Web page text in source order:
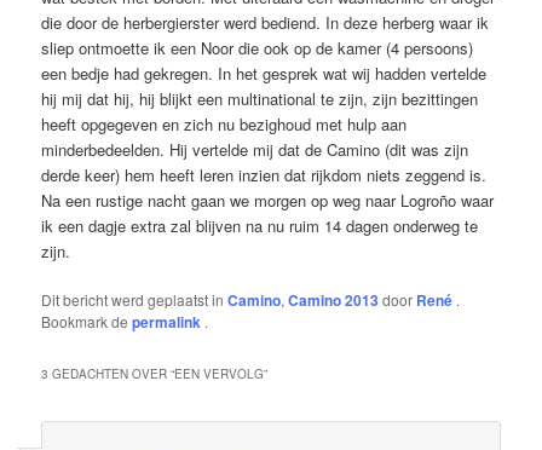
die door de herbergierster werd bediend. In deze herberg waar ik
sliep ontmoette ik een Noor die ook op de kamer (4 persoons)
een bedje had gekregen. In het gesprek wat wij hadden vertelde
hij mij dat hij, hij blijkt een multinational te zijn, zijn bezittingen
heeft opgegeven en zich nu bezighoud met hulp aan
minderbedeelden. Hij vertelde mij dat de Camino (dit was zijn
derde keer) hem heeft leren inzien dat rijkdom niets zeggend is.
Na een rustige nacht gaan we morgen op weg naar Logroño waar
ik een dagje extra zal blijven na nu ruim 14 dagen onderweg te
zijn.
Dit bericht werd geplaatst inCamino,Camino 2013 door René .
Bookmark depermalink .
3 GEDACHTEN OVER “EEN VERVOLG”